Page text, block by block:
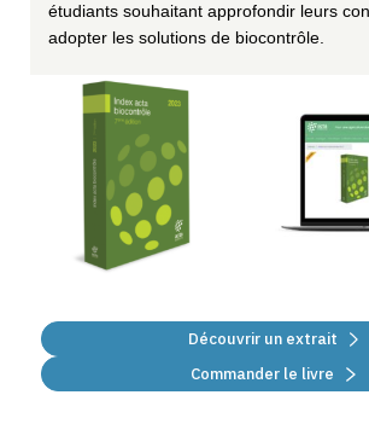
étudiants souhaitant approfondir leurs
adopter les solutions de biocontrôle.
Découvrir un extrait
Commander le livre